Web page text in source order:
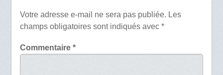
Votre adresse e-mail ne sera pas publiée. Les
champs obligatoires sont indiqués avec *
Commentaire *